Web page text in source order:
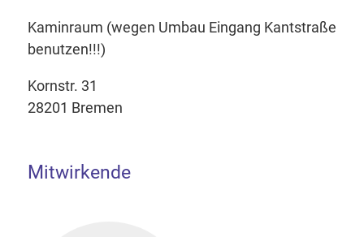
Kaminraum (wegen Umbau Eingang Kantstraße
benutzen!!!)
Kornstr. 31
28201 Bremen
Mitwirkende